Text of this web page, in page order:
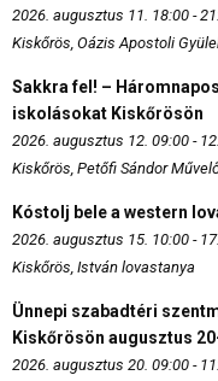
2026. augusztus 11. 18:00 -
Kiskőrös, Oázis Apostoli
Sakkra fel! –
iskolásokat Kiskőrösön
2026. augusztus 12. 09:00 -
Kiskőrös, Petőfi Sándor
Kóstolj bele a western
2026. augusztus 15. 10:00 -
Kiskőrös, István lovastanya
Ünnepi szabadtéri
Kiskőrösön augusztus
2026. augusztus 20. 09:00 -